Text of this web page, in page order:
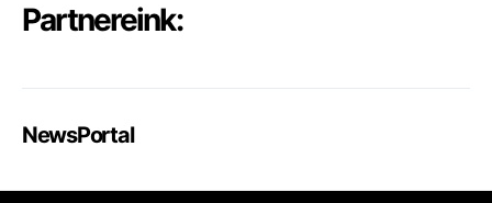
Partnereink:
NewsPortal